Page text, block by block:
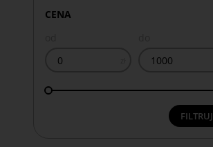
CENA
FILTRUJ